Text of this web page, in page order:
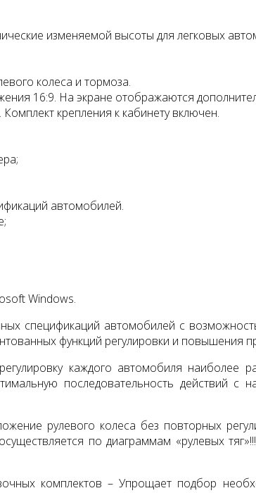
изменяемой высоты для легковых
колеса и тормоза.
16:9. На экране отображаются
крепления к кабинету включен.
автомобилей.
Windows.
спецификаций автомобилей c
функций регулировки и повышения
каждого автомобиля наиболее
последовательность действий с
рулевого колеса без повторных
по диаграммам «рулевых
комплектов – Упрощает подбор